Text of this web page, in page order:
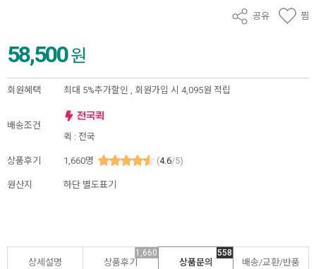
공유 찜
58,500원
회원혜택 최대 5%추가할인 , 회원가입 시 4,095원 적립
배송조건
퀵 : 전국
상품후기 1,660명 (4.6/5)
원산지 하단 별도표기
상세설명 상품후기
1,660
상품문의
558
배송/교환/반품